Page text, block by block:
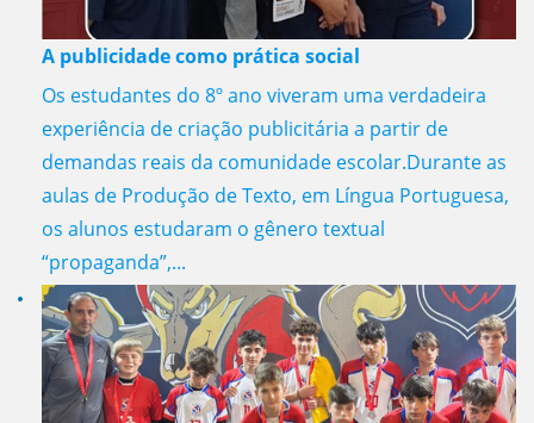
A publicidade como prática social
Os estudantes do 8º ano viveram uma verdadeira
experiência de criação publicitária a partir de
demandas reais da comunidade escolar.Durante as
aulas de Produção de Texto, em Língua Portuguesa,
os alunos estudaram o gênero textual
“propaganda”,...